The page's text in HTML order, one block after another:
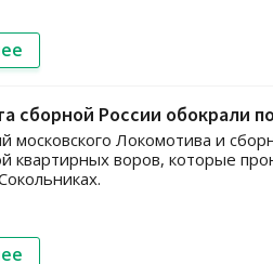
сборной России обокрали
московского Локомотива и
квартирных воров, которые